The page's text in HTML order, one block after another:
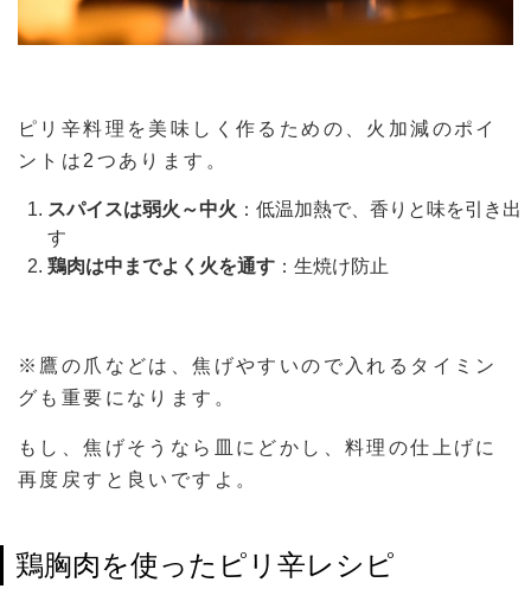
ピリ辛料理を美味しく作るための、火加減のポイ
ントは2つあります。
スパイスは弱火～中火 ：低温加熱で、香りと味を引き出
す
鶏肉は中までよく火を通す ：生焼け防止
※鷹の爪などは、焦げやすいので入れるタイミン
グも重要になります。
もし、焦げそうなら皿にどかし、料理の仕上げに
再度戻すと良いですよ。
鶏胸肉を使ったピリ辛レシピ